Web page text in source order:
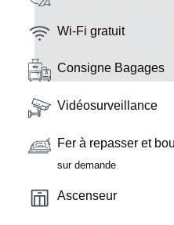
Wi-Fi gratuit
Consigne Bagages
Vidéosurveillance
Fer à repasser et
sur demande
Ascenseur